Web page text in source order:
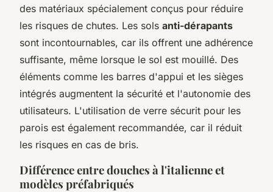
des matériaux spécialement conçus pour réduire
les risques de chutes. Les sols anti-dérapants
sont incontournables, car ils offrent une adhérence
suffisante, même lorsque le sol est mouillé. Des
éléments comme les barres d'appui et les sièges
intégrés augmentent la sécurité et l'autonomie des
utilisateurs. L'utilisation de verre sécurit pour les
parois est également recommandée, car il réduit
les risques en cas de bris.
Différence entre douches à l'italienne et
modèles préfabriqués